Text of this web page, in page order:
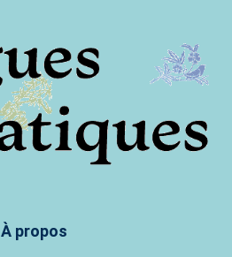
À propos